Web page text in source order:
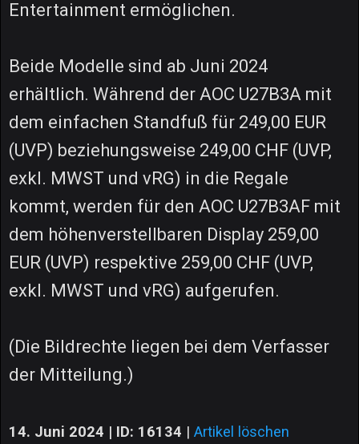
Entertainment ermöglichen.
Beide Modelle sind ab Juni 2024
erhältlich. Während der AOC U27B3A mit
dem einfachen Standfuß für 249,00 EUR
(UVP) beziehungsweise 249,00 CHF (UVP,
exkl. MWST und vRG) in die Regale
kommt, werden für den AOC U27B3AF mit
dem höhenverstellbaren Display 259,00
EUR (UVP) respektive 259,00 CHF (UVP,
exkl. MWST und vRG) aufgerufen.
(Die Bildrechte liegen bei dem Verfasser
der Mitteilung.)
14. Juni 2024 | ID: 16134 | Artikel löschen